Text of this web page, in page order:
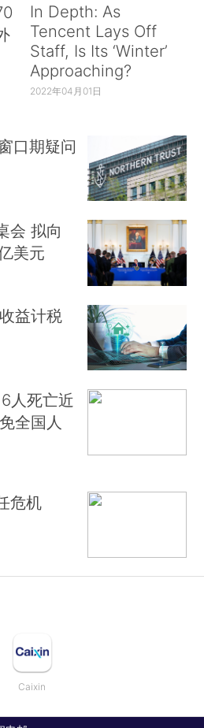
In Depth: As
Tencent Lays Off
Staff, Is Its ‘Winter’
Approaching?
2022年04月01日
口期疑问
会 拟向
美元
益计税
人死亡近
全国人
危机
Caixin